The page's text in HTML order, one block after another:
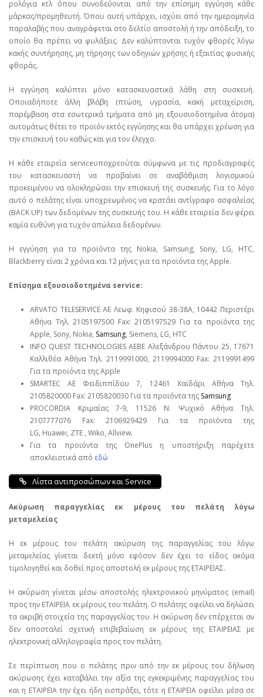
ρολόγια κτλ όπου συνοδεύονται από την επίσημη εγγύηση κάθε
μάρκας/προμηθευτή. Όπου αυτή υπάρχει, ισχύει από την ημερομηνία
παραλαβής που αναγράφεται στο δελτίο αποστολή ή την απόδειξη, το
οποίο θα πρέπει να φυλάξεις. Δεν καλύπτονται τυχόν φθορές λόγω
κακής συντήρησης, μη τήρησης των οδηγιών χρήσης ή εξαιτίας φυσικής
φθοράς.
Η εγγύηση καλύπτει μόνο κατασκευαστικά λάθη στη συσκευή.
Οποιαδήποτε άλλη βλάβη (πτώση, υγρασία, κακή μεταχείριση,
παρέμβαση στα εσωτερικά τμήματα από μη εξουσιοδοτημένα άτομα)
αυτομάτως θέτει το προϊόν εκτός εγγύησης και θα υπάρχει χρέωση για
την επισκευή του καθώς και για τον έλεγχο.
Η κάθε εταιρεία serviceυποχρεούται σύμφωνα με τις προδιαγραφές
του κατασκευαστή να προβαίνει σε αναβάθμιση λογισμικού
προκειμένου να ολοκληρώσει την επισκευή της συσκευής. Για το λόγο
αυτό ο πελάτης είναι υποχρεωμένος να κρατάει αντίγραφο ασφαλείας
(BACK UP) των δεδομένων της συσκευής του. Η κάθε εταιρεία δεν φέρει
καμία ευθύνη για τυχόν απώλεια δεδομένων.
Η εγγύηση για τα προϊόντα της Nokia, Samsung, Sony, LG, HTC,
Blackberry είναι 2 χρόνια και 12 μήνες για τα προϊόντα της Apple.
Επίσημα εξουσιοδοτημένα service:
ARVATO TELESERVICE ΑΕ Λεωφ. Κηφισού 38-38Α, 10442 Περιστέρι
Αθήνα Τηλ. 2105197500 Fax: 2105197529 Για τα προϊόντα της
Apple, Sony, Nokia, Samsung, Siemens, LG, HTC
INFO QUEST TECHNOLOGIES ΑΕΒΕ Αλεξάνδρου Πάντου 25, 17671
Καλλιθέα Αθήνα Τηλ. 2119991000, 2119994000 Fax: 2119991499
Για τα προϊόντα της Apple
SMARTEC ΑΕ Φειδιππίδου 7, 12461 Χαϊδάρι Αθήνα Τηλ.
2105820000 Fax: 2105820030 Για τα προϊόντα της Samsung
PROCORDIA Κριμαίας 7-9, 11526 Ν. Ψυχικό Αθήνα Τηλ.
2107777076 Fax: 2106929429 Για τα προϊόντα της
LG, Huawei, ΖΤΕ , Wiko, Allview.
Για τα προϊόντα της OnePlus η υποστήριξη παρέχετε
αποκλειστικά από εδώ
Λίστα αντιπροσώπων και Service
Ακύρωση παραγγελίας εκ μέρους του πελάτη λόγω
μεταμελείας
Η εκ μέρους του πελάτη ακύρωση της παραγγελίας του λόγω
μεταμελείας γίνεται δεκτή μόνο εφόσον δεν έχει το είδος ακόμα
τιμολογηθεί και δοθεί προς αποστολή εκ μέρους της ΕΤΑΙΡΕΙΑΣ.
Η ακύρωση γίνεται μέσω αποστολής ηλεκτρονικού μηνύματος (email)
προς την ΕΤΑΙΡΕΙΑ εκ μέρους του πελάτη. Ο πελάτης οφείλει να δηλώσει
τα ακριβή στοιχεία της παραγγελίας του. Η ακύρωση δεν επέρχεται αν
δεν αποσταλεί σχετική επιβεβαίωση εκ μέρους της ΕΤΑΙΡΕΙΑΣ με
ηλεκτρονική αλληλογραφία προς τον πελάτη.
Σε περίπτωση που ο πελάτης πριν από την εκ μέρους του δήλωση
ακύρωσης έχει καταβάλει την αξία της εγκεκριμένης παραγγελίας του
και η ΕΤΑΙΡΕΙΑ την έχει ήδη εισπράξει, τότε η ΕΤΑΙΡΕΙΑ οφείλει μέσα σε